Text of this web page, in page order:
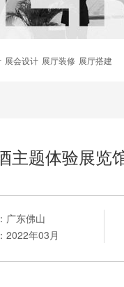
展会设计 展厅装修 展厅搭建
主题体验展览
广东佛山
2022年03月